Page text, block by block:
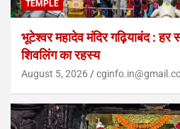
TEMPLE
भूटेश्वर महादेव मंदिर गढ़ियाबंद : हर
शिवलिंग का रहस्य
August 5, 2026